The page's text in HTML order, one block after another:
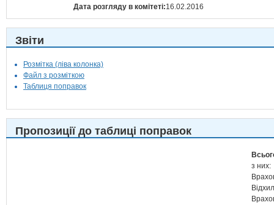
Дата розгляду в комітеті:16.02.2016
Звіти
Розмітка (ліва колонка)
Файл з розміткою
Таблиця поправок
Пропозиції до таблиці поправок
з них: